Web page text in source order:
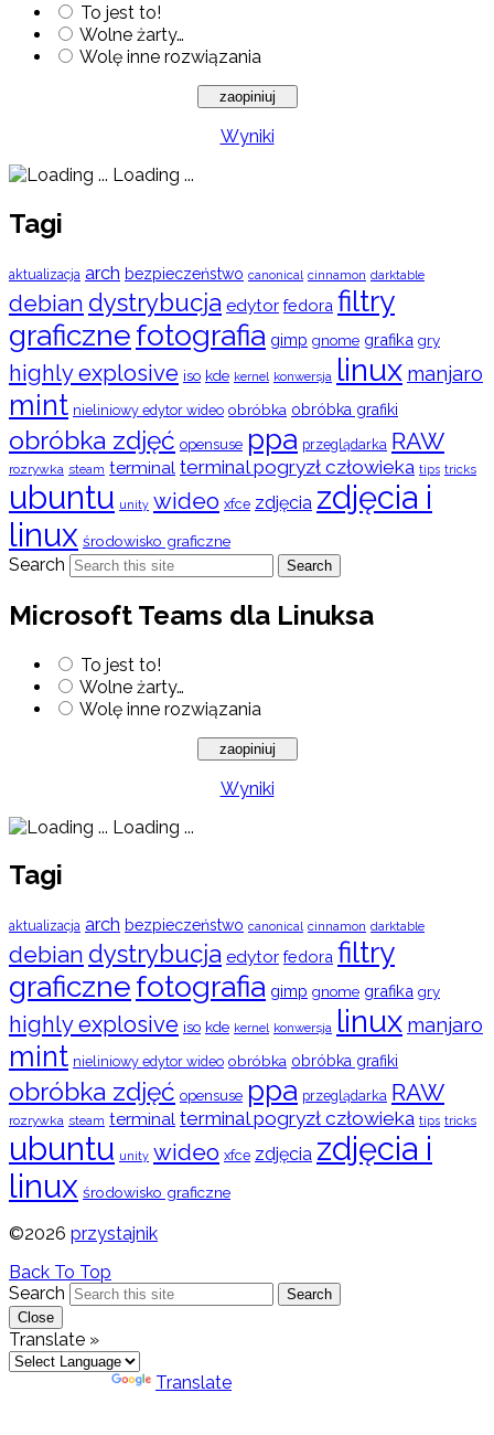
To jest to!
Wolne żarty…
Wolę inne rozwiązania
Wyniki
Loading ...
Tagi
aktualizacja arch bezpieczeństwo canonical cinnamon darktable
debian dystrybucja edytor fedora filtry
graficznefotografia gimp gnome grafika gry
highly explosive iso kde kernel konwersja linux manjaro
mint nieliniowy edytor wideo obróbka obróbka grafiki
obróbka zdjęć opensuse ppa przeglądarka RAW
rozrywka steam terminal terminal pogryzł człowieka tips tricks
ubuntu unity wideo xfce zdjęcia zdjęcia i
linux środowisko graficzne
Search Search
Microsoft Teams dla Linuksa
To jest to!
Wolne żarty…
Wolę inne rozwiązania
Wyniki
Loading ...
Tagi
aktualizacja arch bezpieczeństwo canonical cinnamon darktable
debian dystrybucja edytor fedora filtry
graficznefotografia gimp gnome grafika gry
highly explosive iso kde kernel konwersja linux manjaro
mint nieliniowy edytor wideo obróbka obróbka grafiki
obróbka zdjęć opensuse ppa przeglądarka RAW
rozrywka steam terminal terminal pogryzł człowieka tips tricks
ubuntu unity wideo xfce zdjęcia zdjęcia i
linux środowisko graficzne
©2026 przystajnik
Back To Top
Search
Search
Close
Translate »
Translate